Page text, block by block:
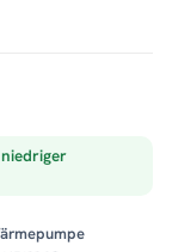
in trockene,
Größen und